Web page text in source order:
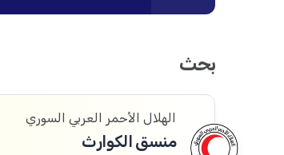
بحث
الهلال الأحمر العربي السوري
منسق الكوارث